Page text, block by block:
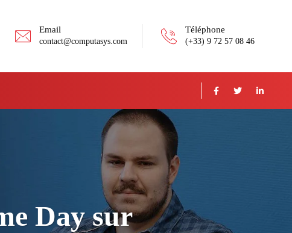
Email
contact@computasys.com
Téléphone
(+33) 9 72 57 08 46
Day sur